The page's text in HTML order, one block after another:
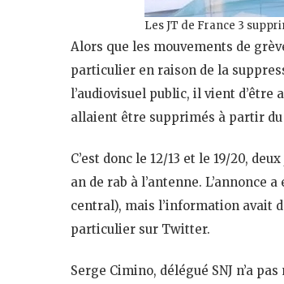
Les JT de France 3
Alors que les mouvements de
particulier en raison de la
l’audiovisuel public, il vient d’être
allaient être supprimés à partir du
C’est donc le 12/13 et le 19/20,
an de rab à l’antenne. L’annonce
central), mais l’information avait
particulier sur Twitter.
Serge Cimino, délégué SNJ n’a